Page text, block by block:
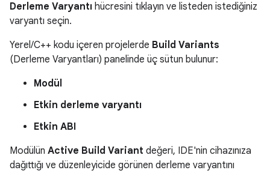
Derleme Varyantı hücresini tıklayın ve listeden istediğiniz
varyantı seçin.
Yerel/C++ kodu içeren projelerde Build Variants
(Derleme Varyantları) panelinde üç sütun bulunur:
Modül
Etkin derleme varyantı
Etkin ABI
Modülün Active Build Variant değeri, IDE'nin cihazınıza
dağıttığı ve düzenleyicide görünen derleme varyantını